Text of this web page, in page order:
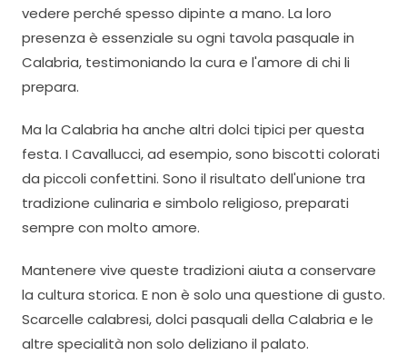
vedere perché spesso dipinte a mano. La loro
presenza è essenziale su ogni tavola pasquale in
Calabria, testimoniando la cura e l'amore di chi li
prepara.
Ma la Calabria ha anche altri dolci tipici per questa
festa. I Cavallucci, ad esempio, sono biscotti colorati
da piccoli confettini. Sono il risultato dell'unione tra
tradizione culinaria e simbolo religioso, preparati
sempre con molto amore.
Mantenere vive queste tradizioni aiuta a conservare
la cultura storica. E non è solo una questione di gusto.
Scarcelle calabresi, dolci pasquali della Calabria e le
altre specialità non solo deliziano il palato.